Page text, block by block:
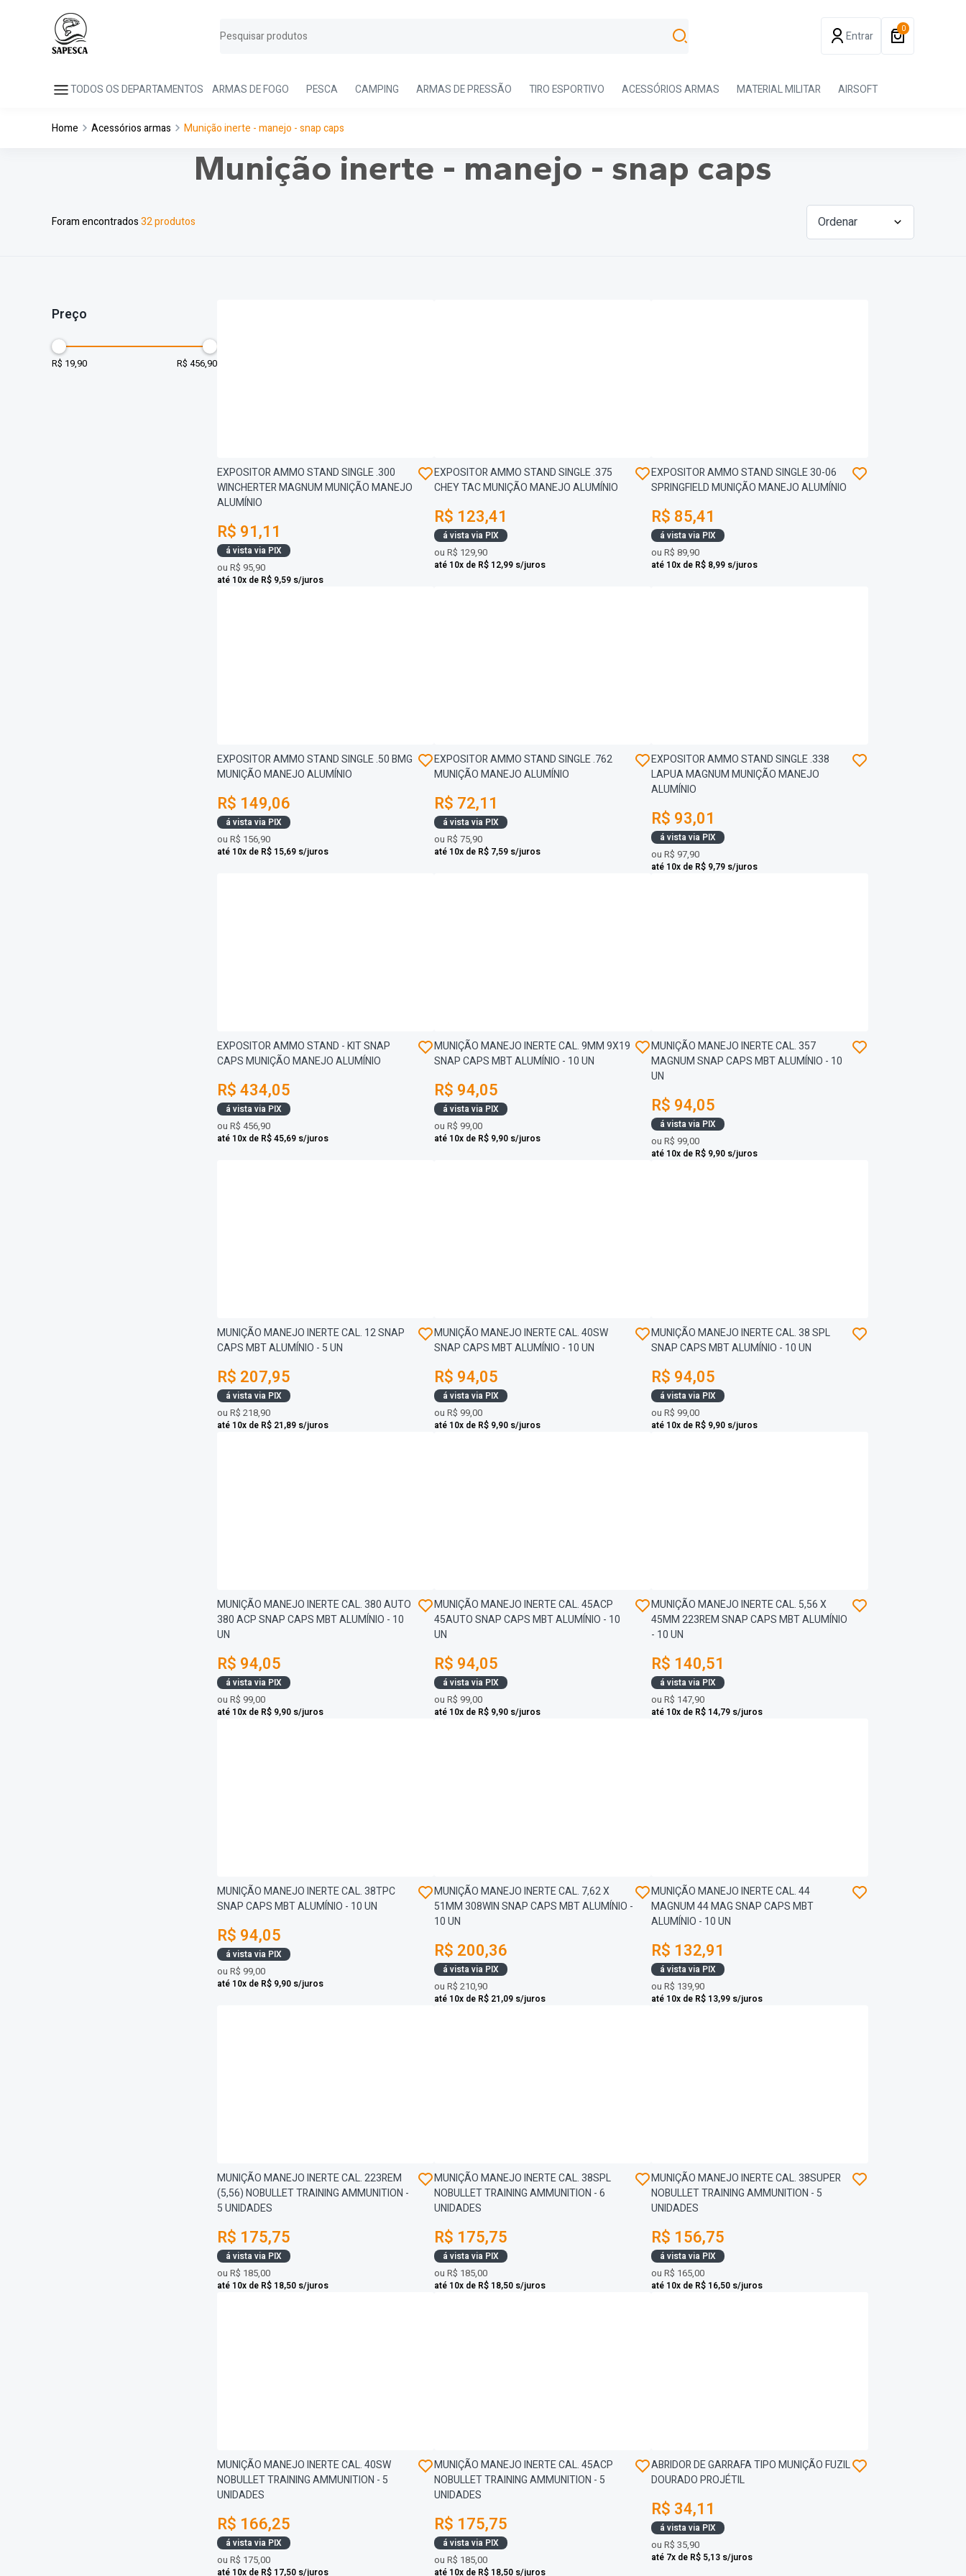
Entrar 0
TODOS OS DEPARTAMENTOS ARMAS DE FOGO PESCA CAMPING ARMAS DE PRESSÃO TIRO ESPORTIVO ACESSÓRIOS ARMAS MATERIAL MILITAR AIRSOFT
Home Acessórios armas Munição inerte - manejo - snap caps
Munição inerte - manejo - snap caps
Foram encontrados32 produtos Ordenar
Preço
R$ 19,90 R$ 456,90
EXPOSITOR AMMO STAND SINGLE .300
WINCHERTER MAGNUM MUNIÇÃO MANEJO
ALUMÍNIO
R$ 91,11
á vista via PIX
ou R$ 95,90
até 10x de R$ 9,59 s/juros
EXPOSITOR AMMO STAND SINGLE .375
CHEY TAC MUNIÇÃO MANEJO ALUMÍNIO
R$ 123,41
á vista via PIX
ouR$ 129,90
até 10x de R$ 12,99 s/juros
EXPOSITOR AMMO STAND SINGLE 30-06
SPRINGFIELD MUNIÇÃO MANEJO ALUMÍNIO
R$ 85,41
á vista via PIX
ouR$ 89,90
até 10x de R$ 8,99 s/juros
EXPOSITOR AMMO STAND SINGLE .50 BMG
MUNIÇÃO MANEJO ALUMÍNIO
R$ 149,06
á vista via PIX
ou R$ 156,90
até 10x de R$ 15,69 s/juros
EXPOSITOR AMMO STAND SINGLE .762
MUNIÇÃO MANEJO ALUMÍNIO
R$ 72,11
á vista via PIX
ouR$ 75,90
até 10x de R$ 7,59 s/juros
EXPOSITOR AMMO STAND SINGLE .338
LAPUA MAGNUM MUNIÇÃO MANEJO
ALUMÍNIO
R$ 93,01
á vista via PIX
ouR$ 97,90
até 10x de R$ 9,79 s/juros
EXPOSITOR AMMO STAND - KIT SNAP
CAPS MUNIÇÃO MANEJO ALUMÍNIO
R$ 434,05
á vista via PIX
ou R$ 456,90
até 10x de R$ 45,69 s/juros
MUNIÇÃO MANEJO INERTE CAL. 9MM 9X19
SNAP CAPS MBT ALUMÍNIO - 10 UN
R$ 94,05
á vista via PIX
ouR$ 99,00
até 10x de R$ 9,90 s/juros
MUNIÇÃO MANEJO INERTE CAL. 357
MAGNUM SNAP CAPS MBT ALUMÍNIO - 10
UN
R$ 94,05
á vista via PIX
ouR$ 99,00
até 10x de R$ 9,90 s/juros
MUNIÇÃO MANEJO INERTE CAL. 12 SNAP
CAPS MBT ALUMÍNIO - 5 UN
R$ 207,95
á vista via PIX
ou R$ 218,90
até 10x de R$ 21,89 s/juros
MUNIÇÃO MANEJO INERTE CAL. 40SW
SNAP CAPS MBT ALUMÍNIO - 10 UN
R$ 94,05
á vista via PIX
ouR$ 99,00
até 10x de R$ 9,90 s/juros
MUNIÇÃO MANEJO INERTE CAL. 38 SPL
SNAP CAPS MBT ALUMÍNIO - 10 UN
R$ 94,05
á vista via PIX
ouR$ 99,00
até 10x de R$ 9,90 s/juros
MUNIÇÃO MANEJO INERTE CAL. 380 AUTO
380 ACP SNAP CAPS MBT ALUMÍNIO - 10
UN
R$ 94,05
á vista via PIX
ou R$ 99,00
até 10x de R$ 9,90 s/juros
MUNIÇÃO MANEJO INERTE CAL. 45ACP
45AUTO SNAP CAPS MBT ALUMÍNIO - 10
UN
R$ 94,05
á vista via PIX
ouR$ 99,00
até 10x de R$ 9,90 s/juros
MUNIÇÃO MANEJO INERTE CAL. 5,56 X
45MM 223REM SNAP CAPS MBT ALUMÍNIO
- 10 UN
R$ 140,51
á vista via PIX
ouR$ 147,90
até 10x de R$ 14,79 s/juros
MUNIÇÃO MANEJO INERTE CAL. 38TPC
SNAP CAPS MBT ALUMÍNIO - 10 UN
R$ 94,05
á vista via PIX
ou R$ 99,00
até 10x de R$ 9,90 s/juros
MUNIÇÃO MANEJO INERTE CAL. 7,62 X
51MM 308WIN SNAP CAPS MBT ALUMÍNIO -
10 UN
R$ 200,36
á vista via PIX
ouR$ 210,90
até 10x de R$ 21,09 s/juros
MUNIÇÃO MANEJO INERTE CAL. 44
MAGNUM 44 MAG SNAP CAPS MBT
ALUMÍNIO - 10 UN
R$ 132,91
á vista via PIX
ouR$ 139,90
até 10x de R$ 13,99 s/juros
MUNIÇÃO MANEJO INERTE CAL. 223REM
(5,56) NOBULLET TRAINING AMMUNITION -
5 UNIDADES
R$ 175,75
á vista via PIX
ou R$ 185,00
até 10x de R$ 18,50 s/juros
MUNIÇÃO MANEJO INERTE CAL. 38SPL
NOBULLET TRAINING AMMUNITION - 6
UNIDADES
R$ 175,75
á vista via PIX
ouR$ 185,00
até 10x de R$ 18,50 s/juros
MUNIÇÃO MANEJO INERTE CAL. 38SUPER
NOBULLET TRAINING AMMUNITION - 5
UNIDADES
R$ 156,75
á vista via PIX
ouR$ 165,00
até 10x de R$ 16,50 s/juros
MUNIÇÃO MANEJO INERTE CAL. 40SW
NOBULLET TRAINING AMMUNITION - 5
UNIDADES
R$ 166,25
á vista via PIX
ou R$ 175,00
até 10x de R$ 17,50 s/juros
MUNIÇÃO MANEJO INERTE CAL. 45ACP
NOBULLET TRAINING AMMUNITION - 5
UNIDADES
R$ 175,75
á vista via PIX
ouR$ 185,00
até 10x de R$ 18,50 s/juros
ABRIDOR DE GARRAFA TIPO MUNIÇÃO FUZIL
DOURADO PROJÉTIL
R$ 34,11
á vista via PIX
ouR$ 35,90
até 7x de R$ 5,13 s/juros